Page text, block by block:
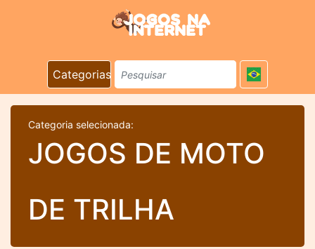
Categorias
Categoria selecionada:
JOGOS DE MOTO
DE TRILHA